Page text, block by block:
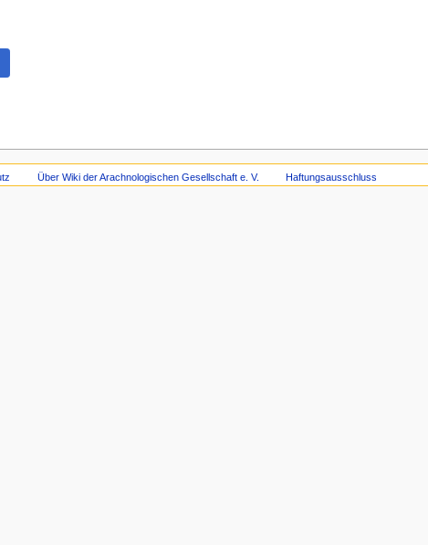
Über Wiki der Arachnologischen Gesellschaft e. V. Haftungsausschluss